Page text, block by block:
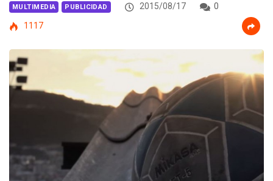
MULTIMEDIA PUBLICIDAD 2015/08/17
0
1117